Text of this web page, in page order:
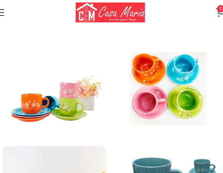
0
Tazas y jarros